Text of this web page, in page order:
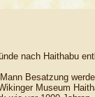
nach Haithabu
Besatzung
Museum